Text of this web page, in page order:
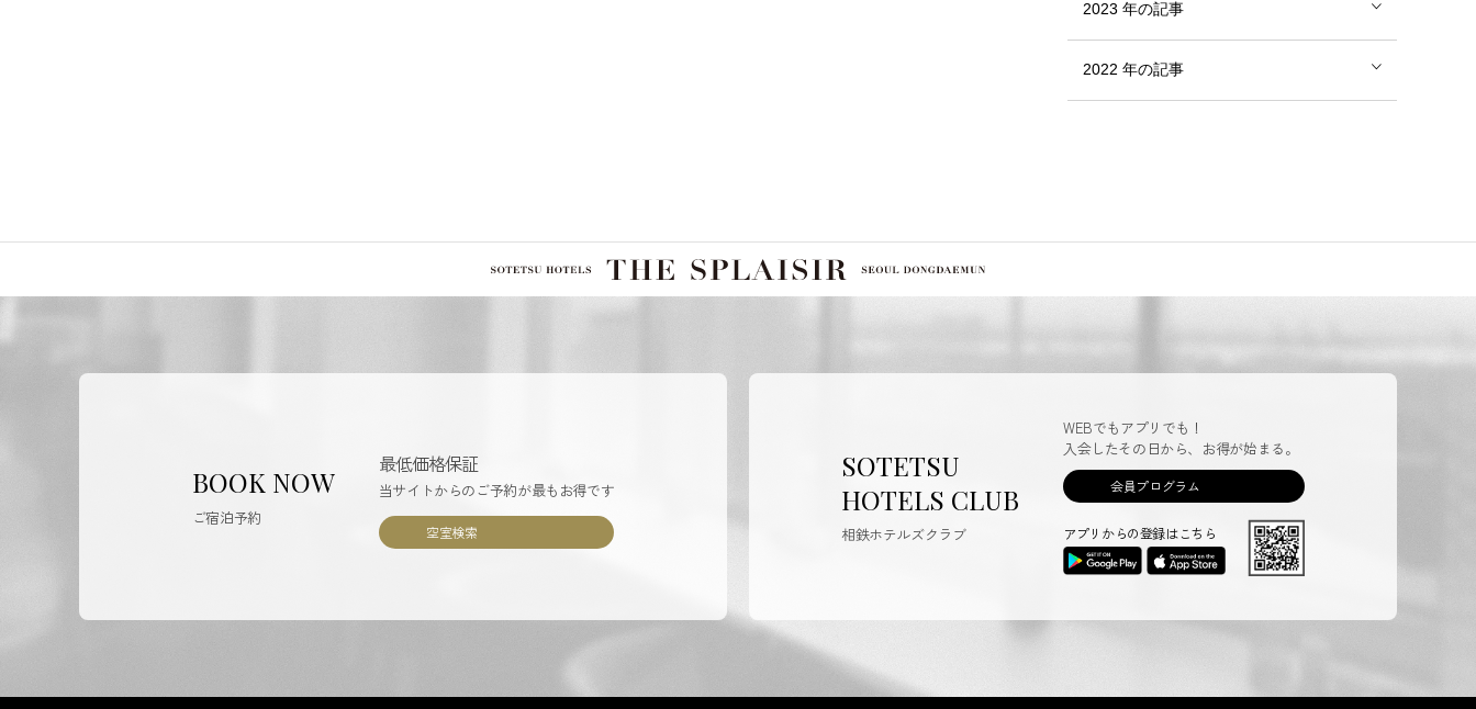
2023年の記事
2022年の記事
BOOK NOW
ご宿泊予約
最低価格保証
当サイトからのご予約が最もお得です
空室検索
SOTETSU
HOTELS CLUB
相鉄ホテルズクラブ
WEBでもアプリでも！
入会したその日から、お得が始まる。
会員プログラム
アプリからの登録はこちら